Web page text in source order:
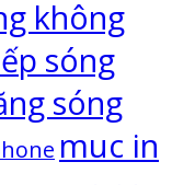
không
sóng
sóng
muc in